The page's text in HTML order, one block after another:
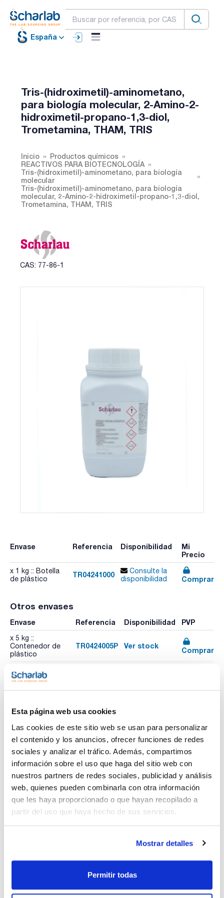
Esta página web usa cookies
Las cookies de este sitio web se usan para personalizar
el contenido y los anuncios, ofrecer funciones de redes
sociales y analizar el tráfico. Además, compartimos
información sobre el uso que haga del sitio web con
nuestros partners de redes sociales, publicidad y análisis
web, quienes pueden combinarla con otra información
que les haya proporcionado o que hayan recopilado a
partir del uso que haya hecho de sus servicios.
Mostrar detalles
Permitir todas
España
Tris-(hidroximetil)-aminometano,
para biología molecular, 2-Amino-2-
hidroximetil-propano-1,3-diol,
Trometamina, THAM, TRIS
Inicio
Productos químicos
REACTIVOS PARA BIOTECNOLOGÍA
Tris-(hidroximetil)-aminometano, para biología
molecular
Tris-(hidroximetil)-aminometano, para biología
molecular, 2-Amino-2-hidroximetil-propano-1,3-diol,
Trometamina, THAM, TRIS
CAS: 77-86-1
Envase Referencia Disponibilidad
Mi
Precio
x 1 kg :: Botella
de plástico
TR04241000
Consulte la
disponibilidad
Comprar
Otros envases
Envase Referencia Disponibilidad PVP
x 5 kg ::
Contenedor de
plástico
TR0424005P Ver stock
Comprar
x 100 g :: Botella
de plástico
Imprimir ficha de
producto
Características
Capacidad : x 1 kg
Trometamina, THAM, TRIS
- EINECS-No.: 201-064-4
- Punto de fusión: 172 - 173 ºC
- LD 50 (oral, rat): 5900 mg/kg
Documentación técnica